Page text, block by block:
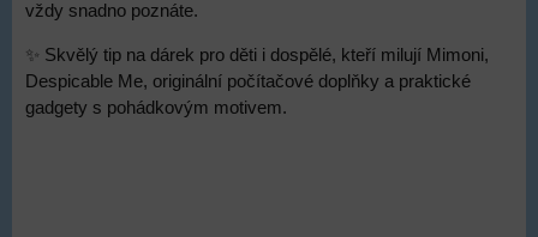
vždy snadno poznáte.
✨ Skvělý tip na dárek pro děti i dospělé, kteří milují Mimoni,
Despicable Me, originální počítačové doplňky a praktické
gadgety s pohádkovým motivem.